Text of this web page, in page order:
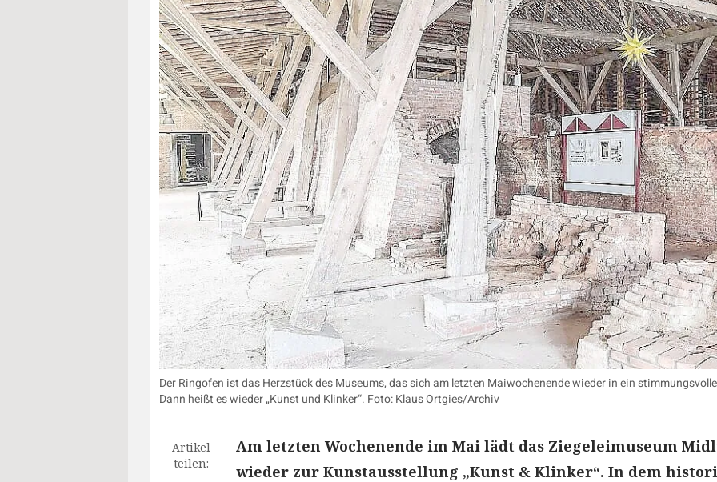
Der Ringofen ist das Herzstück des Museums, das sich am letzten Maiwochenende wieder in ein
Dann heißt es wieder „Kunst und Klinker“. Foto: Klaus Ortgies/Archiv
Artikel
teilen:
Am letzten Wochenende im Mai lädt das Ziegeleimuseum
wieder zur Kunstausstellung „Kunst & Klinker“. In dem